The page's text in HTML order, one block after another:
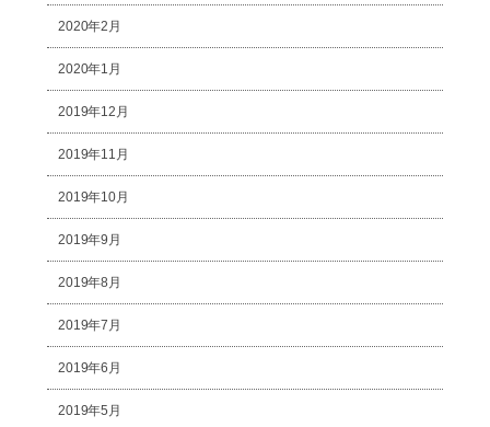
2020年2月
2020年1月
2019年12月
2019年11月
2019年10月
2019年9月
2019年8月
2019年7月
2019年6月
2019年5月